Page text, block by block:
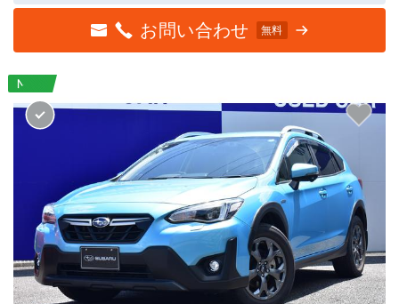
お問い合わせ 無料